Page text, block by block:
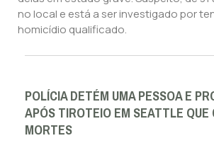
no local e está a ser investigado por
homicídio qualificado.
POLÍCIA DETÉM UMA PESSOA E
APÓS TIROTEIO EM SEATTLE QUE
MORTES